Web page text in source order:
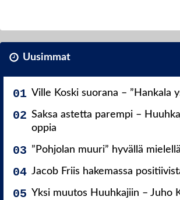
Uusimmat
Ville Koski suorana – ”Hankala
Saksa astetta parempi –
oppia
”Pohjolan muuri” hyvällä
Jacob Friis hakemassa
Yksi muutos Huuhkajiin – Juho